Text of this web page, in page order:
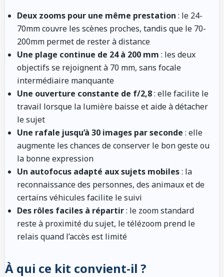
Deux zooms pour une même prestation : le 24-
70mm couvre les scènes proches, tandis que le 70-
200mm permet de rester à distance
Une plage continue de 24 à 200 mm : les deux
objectifs se rejoignent à 70 mm, sans focale
intermédiaire manquante
Une ouverture constante de f/2,8: elle facilite le
travail lorsque la lumière baisse et aide à détacher
le sujet
Une rafale jusqu’à 30 images par seconde : elle
augmente les chances de conserver le bon geste ou
la bonne expression
Un autofocus adapté aux sujets mobiles: la
reconnaissance des personnes, des animaux et de
certains véhicules facilite le suivi
Des rôles faciles à répartir: le zoom standard
reste à proximité du sujet, le télézoom prend le
relais quand l’accès est limité
À qui ce kit convient-il ?